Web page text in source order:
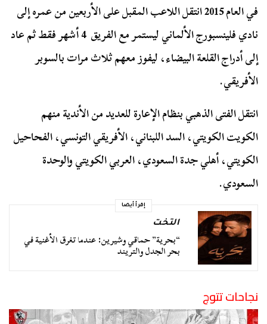
في العام 2015 انتقل اللاعب المقبل على الأربعين من عمره إلى
نادي فلينسبورج الألماني ليستمر مع الفريق 4 أشهر فقط ثم عاد
إلى أدراج القلعة البيضاء، ليفوز معهم ثلاث مرات بالسوبر
الأفريقي.
انتقل الفتى الذهبي بنظام الإعارة للعديد من الأندية منهم
الكويت الكويتي، السد اللبناني، الأفريقي التونسي، الفحاحيل
الكويتي، أهلي جدة السعودي، العربي الكويتي والوحدة
السعودي.
إقرأ أيضا
التخت
“بحرية” حماقي وشيرين: عندما تغرق الأغنية في
بحر الجدل والتريند
نجاحات تتوج